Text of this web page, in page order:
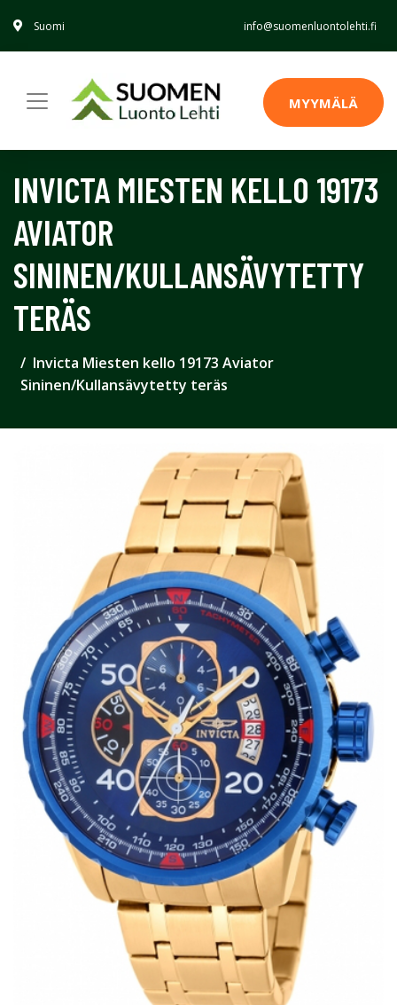
Suomi info@suomenluontolehti.fi
MYYMÄLÄ
INVICTA MIESTEN KELLO 19173
AVIATOR
SININEN/KULLANSÄVYTETTY
TERÄS
Invicta Miesten kello 19173 Aviator
Sininen/Kullansävytetty teräs